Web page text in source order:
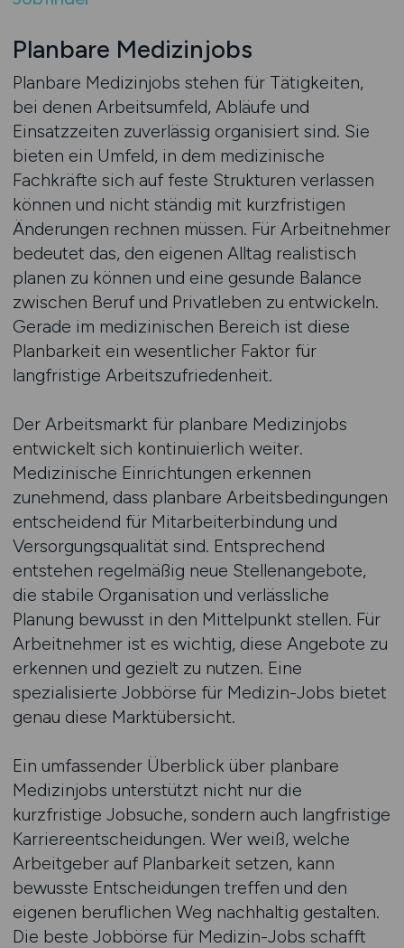
Planbare Medizinjobs
Planbare Medizinjobs stehen für Tätigkeiten,
bei denen Arbeitsumfeld, Abläufe und
Einsatzzeiten zuverlässig organisiert sind. Sie
bieten ein Umfeld, in dem medizinische
Fachkräfte sich auf feste Strukturen verlassen
können und nicht ständig mit kurzfristigen
Änderungen rechnen müssen. Für Arbeitnehmer
bedeutet das, den eigenen Alltag realistisch
planen zu können und eine gesunde Balance
zwischen Beruf und Privatleben zu entwickeln.
Gerade im medizinischen Bereich ist diese
Planbarkeit ein wesentlicher Faktor für
langfristige Arbeitszufriedenheit.
Der Arbeitsmarkt für planbare Medizinjobs
entwickelt sich kontinuierlich weiter.
Medizinische Einrichtungen erkennen
zunehmend, dass planbare Arbeitsbedingungen
entscheidend für Mitarbeiterbindung und
Versorgungsqualität sind. Entsprechend
entstehen regelmäßig neue Stellenangebote,
die stabile Organisation und verlässliche
Planung bewusst in den Mittelpunkt stellen. Für
Arbeitnehmer ist es wichtig, diese Angebote zu
erkennen und gezielt zu nutzen. Eine
spezialisierte Jobbörse für Medizin-Jobs bietet
genau diese Marktübersicht.
Ein umfassender Überblick über planbare
Medizinjobs unterstützt nicht nur die
kurzfristige Jobsuche, sondern auch langfristige
Karriereentscheidungen. Wer weiß, welche
Arbeitgeber auf Planbarkeit setzen, kann
bewusste Entscheidungen treffen und den
eigenen beruflichen Weg nachhaltig gestalten.
Die beste Jobbörse für Medizin-Jobs schafft